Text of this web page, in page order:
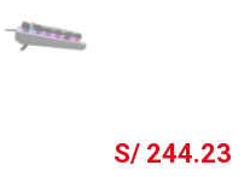
S/ 244.23